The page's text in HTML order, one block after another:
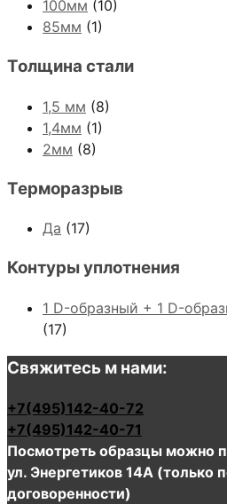
100мм (10)
85мм (1)
Толщина стали
1,5 мм (8)
1,4мм (1)
2мм (8)
Терморазрыв
Да (17)
Контуры уплотнения
1 D-образный + 1 D-
(17)
Свяжитесь м нами:
+7(495)142-40-72
+7(495)142-40-71
Посмотреть образцы можно
ул. Энергетиков 14А (только
договоренности)